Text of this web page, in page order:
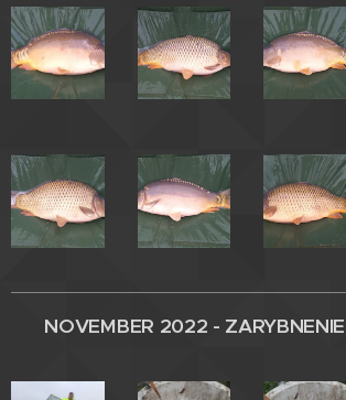
NOVEMBER 2022 - ZARYBNENIE